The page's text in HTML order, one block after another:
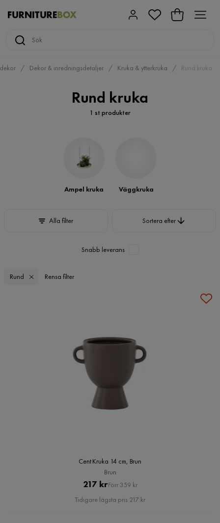
Dekor & inredningsdetaljer Kruka & ytterkruka Rund kruka
Rund kruka
1 st produkter
Ampel kruka Väggkruka
Alla filter Sortera efter
Snabb leverans
Rund Rensa filter
Cent Kruka 14 cm, Brun
Brun
Pris
217 krOriginal
Pris
Förr 359 kr
Tidigare lägsta pris 217 kr